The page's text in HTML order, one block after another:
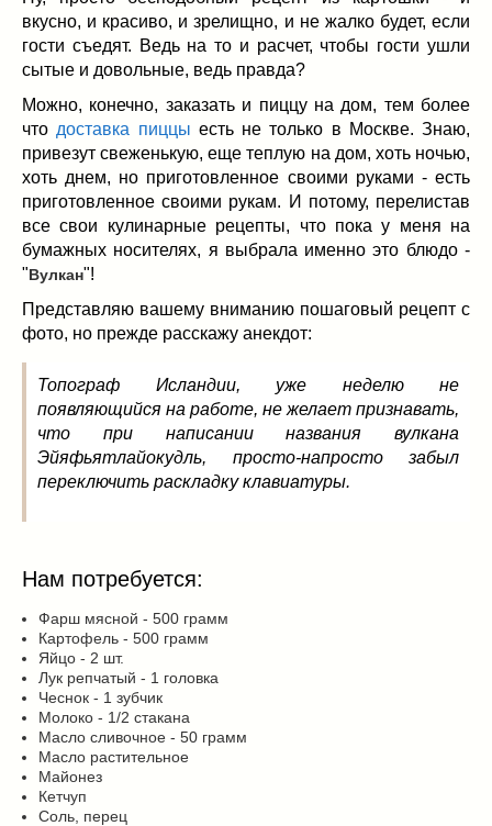
Заначка на зиму!(29)
Грибы (5)
Сладкие заготовки
Поговорим о(19)
конкурсы(7)
продуктах(2)
разном (9)
Постные рецепты (8)
8 марта(1)
День всех влюбленных
(3)
мужские даты
(1)
Новогоднее меню (9)
Пасха
(7)
вкусно, и красиво, и зрелищно, и не жалко будет, если
гости съедят. Ведь на то и расчет, чтобы гости ушли
сытые и довольные, ведь правда?
Можно, конечно, заказать и пиццу на дом, тем более
что доставка пиццы есть не только в Москве. Знаю,
привезут свеженькую, еще теплую на дом, хоть ночью,
хоть днем, но приготовленное своими руками - есть
приготовленное своими рукам. И потому, перелистав
все свои кулинарные рецепты, что пока у меня на
бумажных носителях, я выбрала именно это блюдо -
"Вулкан"!
Представляю вашему вниманию пошаговый рецепт с
фото, но прежде расскажу анекдот:
Топограф Исландии, уже неделю не
появляющийся на работе, не желает признавать,
что при написании названия вулкана
Эйяфьятлайокудль, просто-напросто забыл
переключить раскладку клавиатуры.
Нам потребуется:
Фарш мясной - 500 грамм
Картофель - 500 грамм
Яйцо - 2 шт.
Лук репчатый - 1 головка
Чеснок - 1 зубчик
Молоко - 1/2 стакана
Масло сливочное - 50 грамм
Масло растительное
Майонез
Кетчуп
Соль, перец